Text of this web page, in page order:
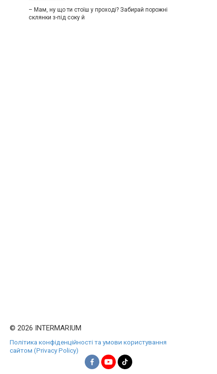
– Мам, ну що ти стоїш у проході? Забирай порожні
склянки з-під соку й
© 2026 INTERMARIUM
Політика конфіденційності та умови користування
сайтом (Privacy Policy)